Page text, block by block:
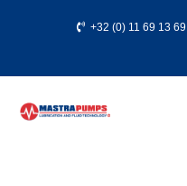
+32 (0) 11 69 13 69